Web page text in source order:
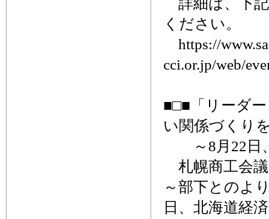
詳細は、下
ください。
https://
cci.or.jp/web/
■□■「リーダ
い関係づくり
～8月22日、
札幌商工会
～部下とのよ
日、北海道経